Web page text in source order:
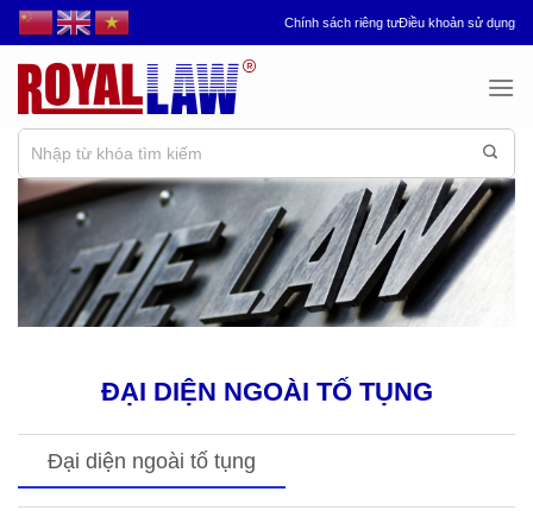
Chuyển
đến
nội
dung
Chính sách riêng tưĐiều khoản sử dụng
ĐẠI DIỆN NGOÀI TỐ TỤNG
Đại diện ngoài tố tụng